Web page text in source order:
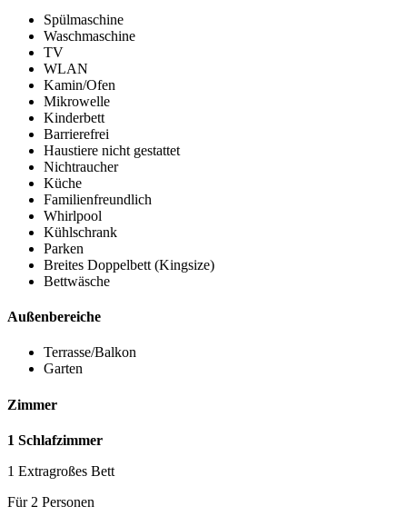
Spülmaschine
Waschmaschine
TV
WLAN
Kamin/Ofen
Mikrowelle
Kinderbett
Barrierefrei
Haustiere nicht gestattet
Nichtraucher
Küche
Familienfreundlich
Whirlpool
Kühlschrank
Parken
Breites Doppelbett (Kingsize)
Bettwäsche
Außenbereiche
Terrasse/Balkon
Garten
Zimmer
1 Schlafzimmer
1 Extragroßes Bett
Für 2 Personen